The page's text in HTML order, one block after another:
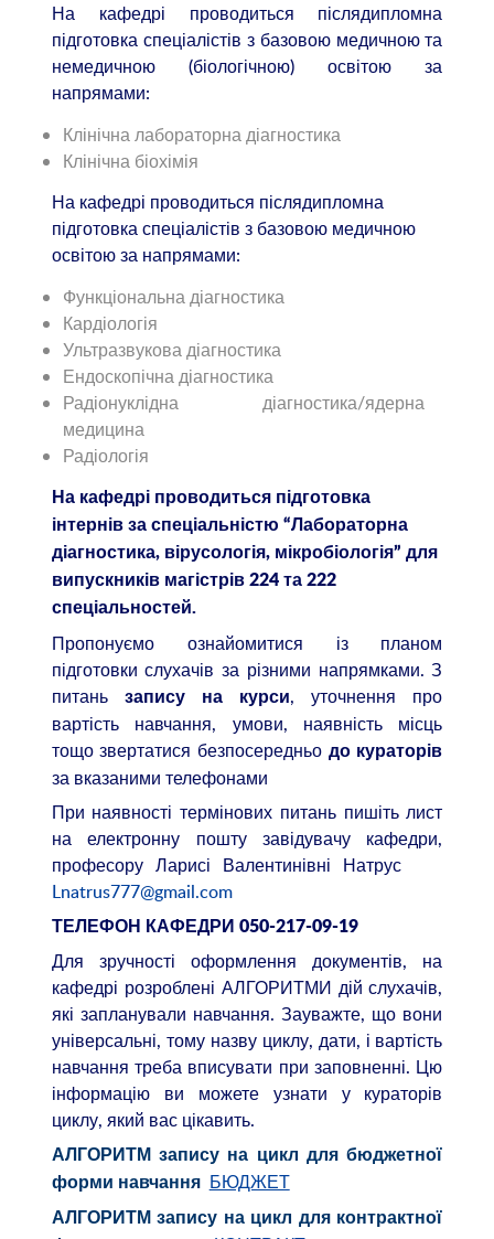
На кафедрі проводиться післядипломна
підготовка спеціалістів з базовою медичною та
немедичною (біологічною) освітою за
напрямами:
Клінічна лабораторна діагностика
Клінічна біохімія
На кафедрі проводиться післядипломна
підготовка спеціалістів з базовою медичною
освітою за напрямами:
Функціональна діагностика
Кардіологія
Ультразвукова діагностика
Ендоскопічна діагностика
Радіонуклідна діагностика/ядерна
медицина
Радіологія
На кафедрі проводиться підготовка
інтернів за спеціальністю “Лабораторна
діагностика, вірусологія, мікробіологія” для
випускників магістрів 224 та 222
спеціальностей.
Пропонуємо ознайомитися із планом
підготовки слухачів за різними напрямками. З
питань
запису на курси, уточнення про
вартість навчання, умови, наявність місць
тощо звертатися безпосередньо до кураторів
за вказаними телефонами
При наявності термінових питань пишіть лист
на електронну пошту завідувачу кафедри,
професору Ларисі Валентинівні Натрус
Lnatrus777@gmail.com
ТЕЛЕФОН КАФЕДРИ 050-217-09-19
Для зручності оформлення документів, на
кафедрі розроблені АЛГОРИТМИ дій слухачів,
які запланували навчання. Зауважте, що вони
універсальні, тому назву циклу, дати, і вартість
навчання треба вписувати при заповненні. Цю
інформацію ви можете узнати у кураторів
циклу, який вас цікавить.
АЛГОРИТМ запису на цикл для бюджетної
форми навчання БЮДЖЕТ
АЛГОРИТМ запису на цикл для контрактної